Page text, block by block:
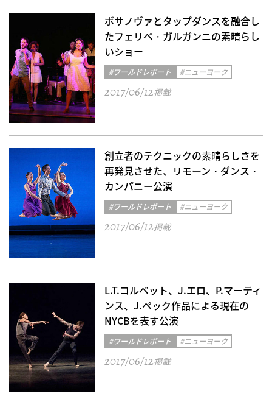
ボサノヴァとタップダンスを融合し
たフェリペ・ガルガンニの素晴らし
いショー
#ワールドレポート #ニューヨーク
2017/06/12掲載
創立者のテクニックの素晴らしさを
再発見させた、リモーン・ダンス・
カンパニー公演
#ワールドレポート #ニューヨーク
2017/06/12掲載
L.T.コルベット、J.エロ、P.マーティ
ンス、J.ペック作品による現在の
NYCBを表す公演
#ワールドレポート #ニューヨーク
2017/06/12掲載